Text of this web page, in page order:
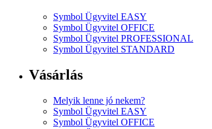
Symbol Ügyvitel EASY
Symbol Ügyvitel OFFICE
Symbol Ügyvitel PROFESSIONAL
Symbol Ügyvitel STANDARD
Vásárlás
Melyik lenne jó nekem?
Symbol Ügyvitel EASY
Symbol Ügyvitel OFFICE